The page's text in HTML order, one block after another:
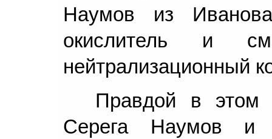
Наумов из
окислитель и
нейтрализационный
Правдой в этом
Серега Наумов и